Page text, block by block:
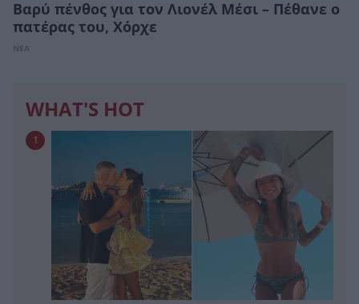
Βαρύ πένθος για τον Λιονέλ Μέσι – Πέθανε ο
πατέρας του, Χόρχε
ΝΕΑ
WHAT'S HOT
1